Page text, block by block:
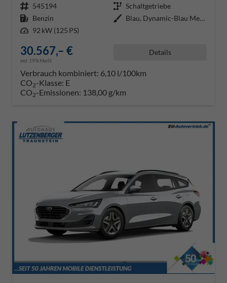
Fahrzeugnr. 545194 Getriebe Schaltgetriebe
Kraftstoff Benzin Außenfarbe
Blau, Dynamic-Blau Metallic (PN4
Leistung 92 kW (125 PS)
30.567,– €
incl. 19% MwSt.
Details
Verbrauch kombiniert: 6,10 l/100km
CO2-Klasse: E
CO2-Emissionen: 138,00 g/km